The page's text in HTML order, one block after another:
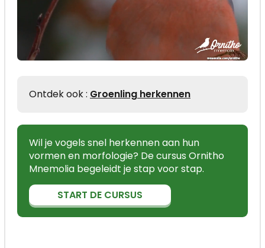
Ontdek ook : Groenling herkennen
Wil je vogels snel herkennen aan hun
vormen en morfologie? De cursus Ornitho
Mnemolia begeleidt je stap voor stap.
START DE CURSUS